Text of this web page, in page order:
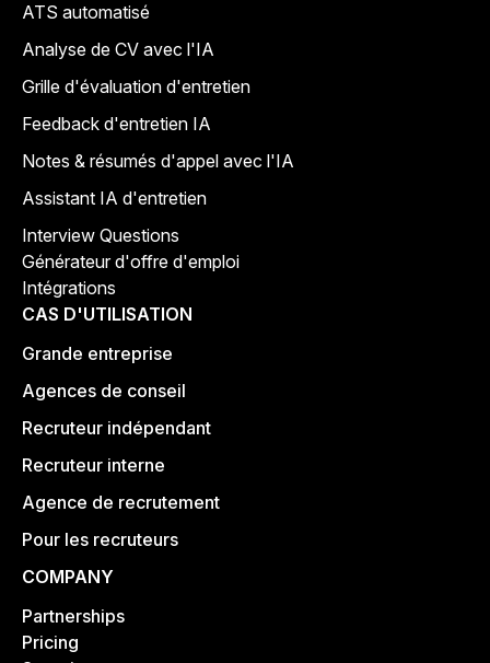
ATS automatisé
Analyse de CV avec l'IA
Grille d'évaluation d'entretien
Feedback d'entretien IA
Notes & résumés d'appel avec l'IA
Assistant IA d'entretien
Interview Questions
Générateur d'offre d'emploi
Intégrations
CAS D'UTILISATION
Grande entreprise
Agences de conseil
Recruteur indépendant
Recruteur interne
Agence de recrutement
Pour les recruteurs
COMPANY
Partnerships
Pricing